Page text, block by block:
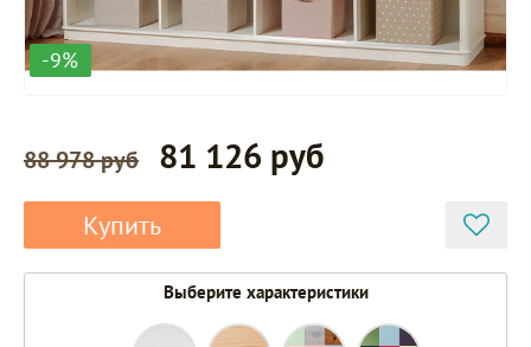
-9%
88 978 руб 81 126 руб
Купить
Выберите характеристики